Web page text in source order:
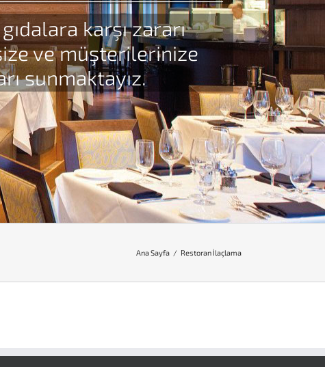
karşı zararı
ve müşterilerinize
sunmaktayız.
Ana Sayfa / Restoran İlaçlama